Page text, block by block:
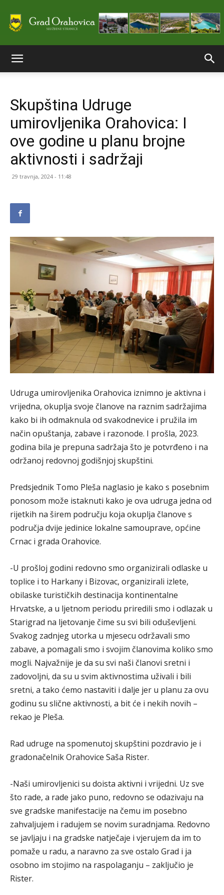
stranice
Grada
Skupština Udruge
umirovljenika Orahovica: I
ove godine u planu brojne
aktivnosti i sadržaji
29 travnja, 2024 - 11:48
Udruga umirovljenika Orahovica iznimno je aktivna i
vrijedna, okuplja svoje članove na raznim sadržajima
kako bi ih odmaknula od svakodnevice i pružila im
način opuštanja, zabave i razonode. I prošla, 2023.
godina bila je prepuna sadržaja što je potvrđeno i na
održanoj redovnoj godišnjoj skupštini.
Predsjednik Tomo Pleša naglasio je kako s posebnim
ponosom može istaknuti kako je ova udruga jedna od
rijetkih na širem području koja okuplja članove s
područja dvije jedinice lokalne samouprave, općine
Crnac i grada Orahovice.
-U prošloj godini redovno smo organizirali odlaske u
toplice i to Harkany i Bizovac, organizirali izlete,
obilaske turističkih destinacija kontinentalne
Hrvatske, a u ljetnom periodu priredili smo i odlazak u
Starigrad na ljetovanje čime su svi bili oduševljeni.
Svakog zadnjeg utorka u mjesecu održavali smo
zabave, a pomagali smo i svojim članovima koliko smo
mogli. Najvažnije je da su svi naši članovi sretni i
zadovoljni, da su u svim aktivnostima uživali i bili
sretni, a tako ćemo nastaviti i dalje jer u planu za ovu
godinu su slične aktivnosti, a bit će i nekih novih –
rekao je Pleša.
Rad udruge na spomenutoj skupštini pozdravio je i
gradonačelnik Orahovice Saša Rister.
-Naši umirovljenici su doista aktivni i vrijedni. Uz sve
što rade, a rade jako puno, redovno se odazivaju na
sve gradske manifestacije na čemu im posebno
zahvaljujem i radujem se novim suradnjama. Redovno
se javljaju i na gradske natječaje i vjerujem da im to
pomaže u radu, a naravno za sve ostalo Grad i ja
osobno im stojimo na raspolaganju – zaključio je
Rister.